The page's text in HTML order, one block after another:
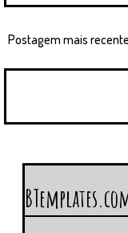
Postagem mais recente